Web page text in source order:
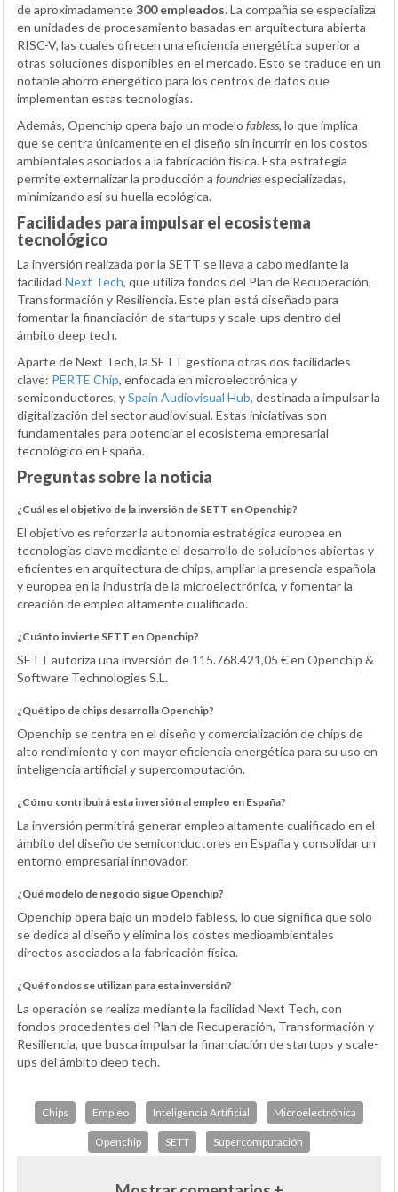
de aproximadamente300 empleados. La compañía se especializa
en unidades de procesamiento basadas en arquitectura abierta
RISC-V, las cuales ofrecen una eficiencia energética superior a
otras soluciones disponibles en el mercado. Esto se traduce en un
notable ahorro energético para los centros de datos que
implementan estas tecnologías.
Además, Openchip opera bajo un modelo fabless, lo que implica
que se centra únicamente en el diseño sin incurrir en los costos
ambientales asociados a la fabricación física. Esta estrategia
permite externalizar la producción a foundriesespecializadas,
minimizando así su huella ecológica.
Facilidades para impulsar el ecosistema
tecnológico
La inversión realizada por la SETT se lleva a cabo mediante la
facilidad Next Tech, que utiliza fondos del Plan de Recuperación,
Transformación y Resiliencia. Este plan está diseñado para
fomentar la financiación de startups y scale-ups dentro del
ámbito deep tech.
Aparte de Next Tech, la SETT gestiona otras dos facilidades
clave: PERTE Chip, enfocada en microelectrónica y
semiconductores, ySpain Audiovisual Hub, destinada a impulsar la
digitalización del sector audiovisual. Estas iniciativas son
fundamentales para potenciar el ecosistema empresarial
tecnológico en España.
Preguntas sobre la noticia
¿Cuál es el objetivo de la inversión de SETT en Openchip?
El objetivo es reforzar la autonomía estratégica europea en
tecnologías clave mediante el desarrollo de soluciones abiertas y
eficientes en arquitectura de chips, ampliar la presencia española
y europea en la industria de la microelectrónica, y fomentar la
creación de empleo altamente cualificado.
¿Cuánto invierte SETT en Openchip?
SETT autoriza una inversión de 115.768.421,05 € en Openchip &
Software Technologies S.L.
¿Qué tipo de chips desarrolla Openchip?
Openchip se centra en el diseño y comercialización de chips de
alto rendimiento y con mayor eficiencia energética para su uso en
inteligencia artificial y supercomputación.
¿Cómo contribuirá esta inversión al empleo en España?
La inversión permitirá generar empleo altamente cualificado en el
ámbito del diseño de semiconductores en España y consolidar un
entorno empresarial innovador.
¿Qué modelo de negocio sigue Openchip?
Openchip opera bajo un modelo fabless, lo que significa que solo
se dedica al diseño y elimina los costes medioambientales
directos asociados a la fabricación física.
¿Qué fondos se utilizan para esta inversión?
La operación se realiza mediante la facilidad Next Tech, con
fondos procedentes del Plan de Recuperación, Transformación y
Resiliencia, que busca impulsar la financiación de startups y scale-
ups del ámbito deep tech.
Chips Empleo Inteligencia Artificial Microelectrónica
Openchip SETT Supercomputación